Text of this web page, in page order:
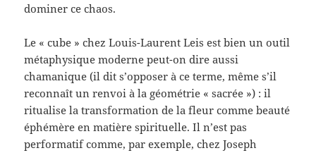
dominer ce chaos.
Le « cube » chez Louis-Laurent Leis est bien un outil
métaphysique moderne peut-on dire aussi
chamanique (il dit s’opposer à ce terme, même s’il
reconnaît un renvoi à la géométrie « sacrée ») : il
ritualise la transformation de la fleur comme beauté
éphémère en matière spirituelle. Il n’est pas
performatif comme, par exemple, chez Joseph